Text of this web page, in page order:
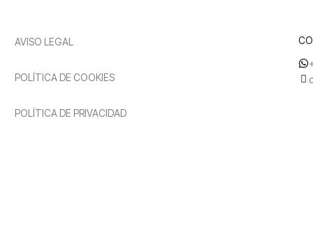
AVISO LEGAL
POLÍTICA DE COOKIES
POLÍTICA DE PRIVACIDAD